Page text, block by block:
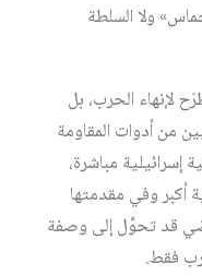
ولا السلطة
لإنهاء الحرب، بل
من أدوات المقاومة
مباشرة،
أكبر وفي مقدمتها
قد تحوَّل إلى وصفة
فقط.